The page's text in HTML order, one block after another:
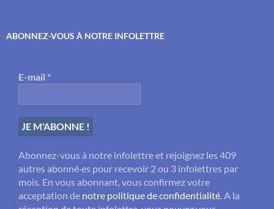
ABONNEZ-VOUS À NOTRE INFOLETTRE
E-mail *
Abonnez-vous à notre infolettre et rejoignez les 409
autres abonné·es pour recevoir 2 ou 3 infolettres par
mois. En vous abonnant, vous confirmez votre
acceptation de notre politique de confidentialité. A la